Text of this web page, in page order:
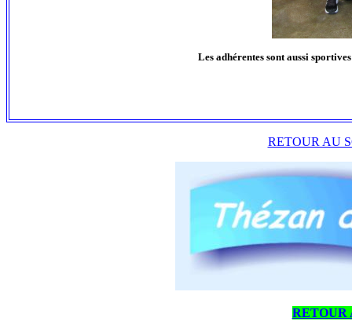
Les adhérentes sont aussi
RETOUR AU
RETOUR